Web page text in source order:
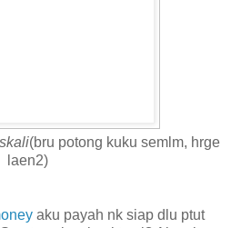
(bru potong kuku semlm, hrge
laen2)
aku payah nk siap dlu ptut